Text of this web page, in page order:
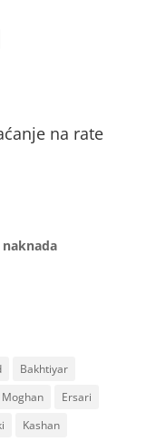
na rate
Bakhtiyar
Ersari
Kashan